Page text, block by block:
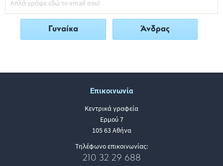
Γυναίκα Άνδρας
Επικοινωνία
Κεντρικά γραφεία
Ερμού 7
105 63 Αθήνα
Τηλέφωνο επικοινωνίας:
210 32 29 688